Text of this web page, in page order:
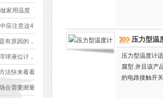
家用温度
应注意这4
有原因的，
球液位计，
法快来看看
合需要测量
压力型温
压力型温度计
腐型.并且该产
的电路接触开